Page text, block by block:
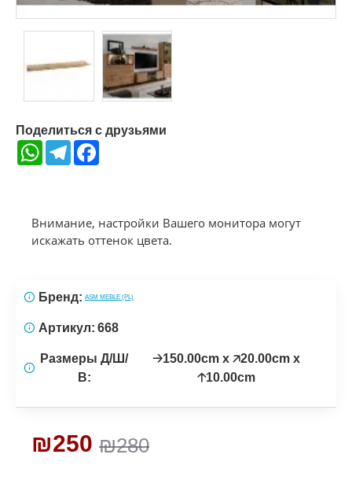
Поделиться с друзьями
WhatsAppTelegram
Внимание, настройки Вашего монитора могут
искажать оттенок цвета.
₪280
₪250
Бренд: ASM MEBLE (PL)
Артикул: 668
Размеры Д/Ш/
В:
🡢150.00cm x 🡥20.00cm x
🡡10.00cm